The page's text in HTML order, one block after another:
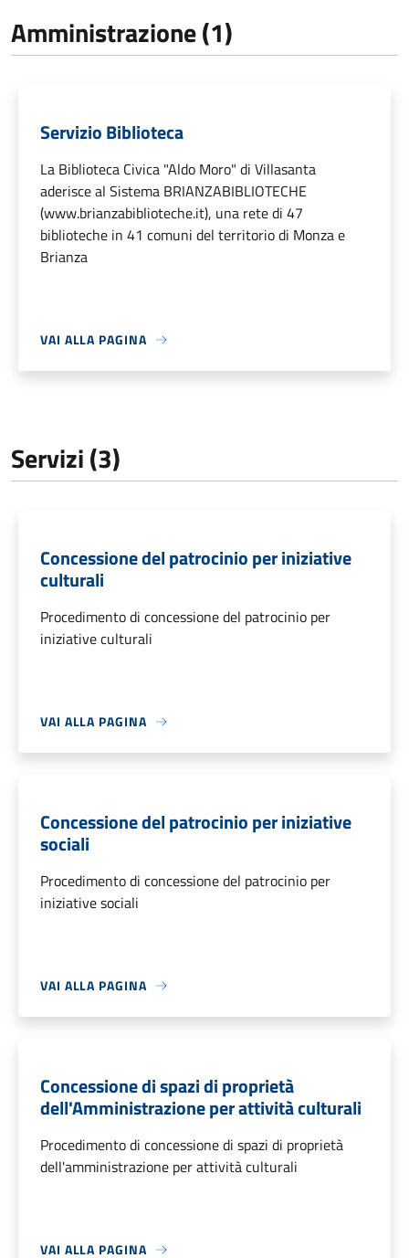
Amministrazione (1)
Servizio Biblioteca
La Biblioteca Civica "Aldo Moro" di Villasanta
aderisce al Sistema BRIANZABIBLIOTECHE
(www.brianzabiblioteche.it), una rete di 47
biblioteche in 41 comuni del territorio di Monza e
Brianza
VAI ALLA PAGINA
Servizi (3)
Concessione del patrocinio per iniziative
culturali
Procedimento di concessione del patrocinio per
iniziative culturali
VAI ALLA PAGINA
Concessione del patrocinio per iniziative
sociali
Procedimento di concessione del patrocinio per
iniziative sociali
VAI ALLA PAGINA
Concessione di spazi di proprietà
dell'Amministrazione per attività culturali
Procedimento di concessione di spazi di proprietà
dell'amministrazione per attività culturali
VAI ALLA PAGINA